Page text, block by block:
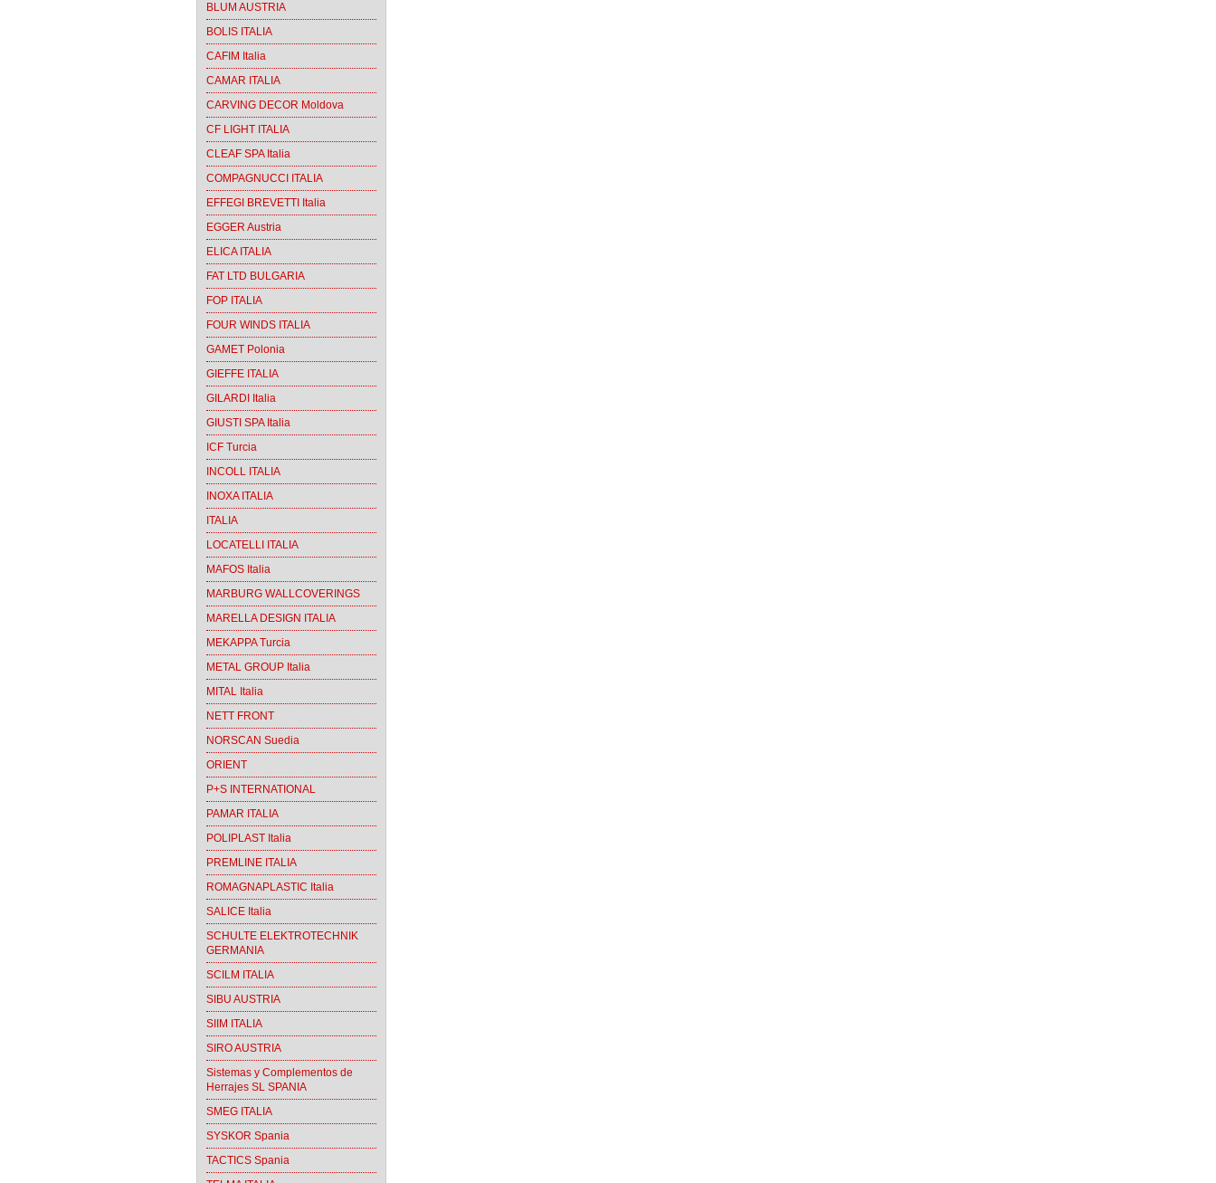
BLUM AUSTRIA
BOLIS ITALIA
CAFIM Italia
CAMAR ITALIA
CARVING DECOR Moldova
CF LIGHT ITALIA
CLEAF SPA Italia
COMPAGNUCCI ITALIA
EFFEGI BREVETTI Italia
EGGER Austria
ELICA ITALIA
FAT LTD BULGARIA
FOP ITALIA
FOUR WINDS ITALIA
GAMET Polonia
GIEFFE ITALIA
GILARDI Italia
GIUSTI SPA Italia
ICF Turcia
INCOLL ITALIA
INOXA ITALIA
ITALIA
LOCATELLI ITALIA
MAFOS Italia
MARBURG WALLCOVERINGS
MARELLA DESIGN ITALIA
MEKAPPA Turcia
METAL GROUP Italia
MITAL Italia
NETT FRONT
NORSCAN Suedia
ORIENT
P+S INTERNATIONAL
PAMAR ITALIA
POLIPLAST Italia
PREMLINE ITALIA
ROMAGNAPLASTIC Italia
SALICE Italia
SCHULTE ELEKTROTECHNIK
GERMANIA
SCILM ITALIA
SIBU AUSTRIA
SIIM ITALIA
SIRO AUSTRIA
Sistemas y Complementos de
Herrajes SL SPANIA
SMEG ITALIA
SYSKOR Spania
TACTICS Spania